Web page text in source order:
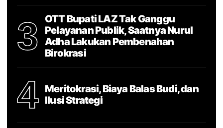
3
OTT Bupati LAZ Tak Ganggu
Pelayanan Publik, Saatnya Nurul
Adha Lakukan Pembenahan
Birokrasi
4
Meritokrasi, Biaya Balas Budi, dan
Ilusi Strategi